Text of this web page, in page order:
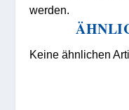
werden.
Keine ähnlichen